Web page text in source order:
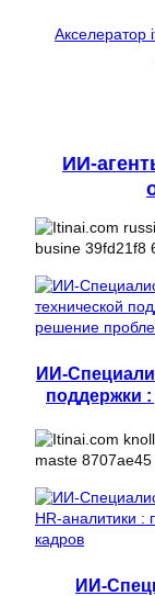
Акселератор
ИИ-
ИИ-
поддержки
ИИ-